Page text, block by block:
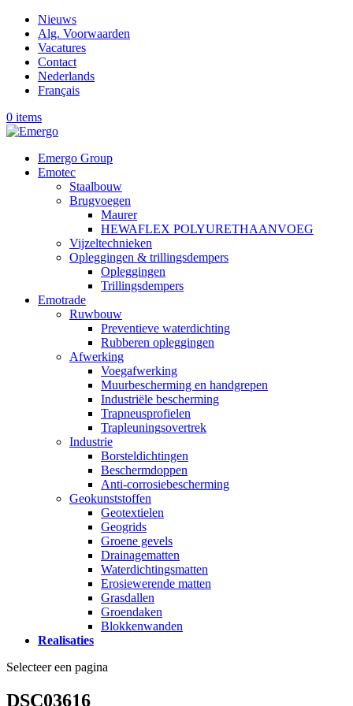
Nieuws
Alg. Voorwaarden
Vacatures
Contact
Nederlands
Français
0 items
Emergo Group
Emotec
Staalbouw
Brugvoegen
Maurer
HEWAFLEX POLYURETHAANVOEG
Vijzeltechnieken
Opleggingen & trillingsdempers
Opleggingen
Trillingsdempers
Emotrade
Ruwbouw
Preventieve waterdichting
Rubberen opleggingen
Afwerking
Voegafwerking
Muurbescherming en handgrepen
Industriële bescherming
Trapneusprofielen
Trapleuningsovertrek
Industrie
Borsteldichtingen
Beschermdoppen
Anti-corrosiebescherming
Geokunststoffen
Geotextielen
Geogrids
Groene gevels
Drainagematten
Waterdichtingsmatten
Erosiewerende matten
Grasdallen
Groendaken
Blokkenwanden
Realisaties
Selecteer een pagina
DSC03616